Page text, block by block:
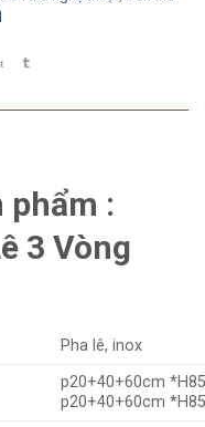
phẩm :
3 Vòng
Pha lê, inox
p20+40+60cm
p20+40+60cm